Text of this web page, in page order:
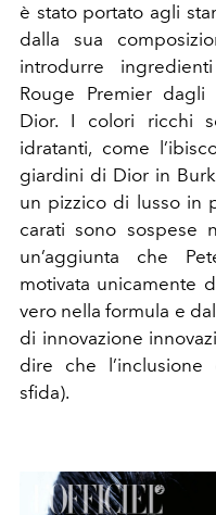
è stato portato agli
dalla sua
introdurre
Rouge Premier
Dior. I colori ricchi
idratanti, come
giardini di Dior in
un pizzico di lusso in
carati sono sospese
un’aggiunta che
motivata unicamente
vero nella formula e
di innovazione
dire che
sfida).